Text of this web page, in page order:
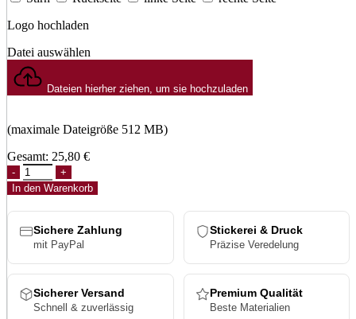
Logo hochladen
Datei auswählen
Dateien hierher ziehen, um sie hochzuladen
(maximale Dateigröße 512 MB)
Gesamt: 25,80 €
Check
Bucket
Hat
Menge
In den Warenkorb
Sichere Zahlung
mit PayPal
Stickerei & Druck
Präzise Veredelung
Sicherer Versand
Schnell & zuverlässig
Premium Qualität
Beste Materialien